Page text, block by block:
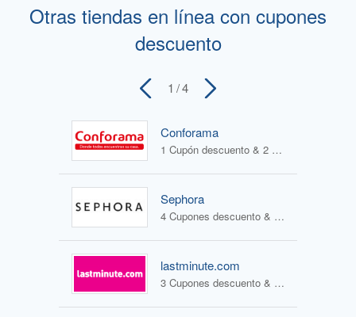
Otras tiendas en línea con cupones
descuento
1 / 4
Conforama
1 Cupón descuento & 2 Ofertas
Sephora
4 Cupones descuento & 1 Oferta
lastminute.com
3 Cupones descuento & 2 Ofertas